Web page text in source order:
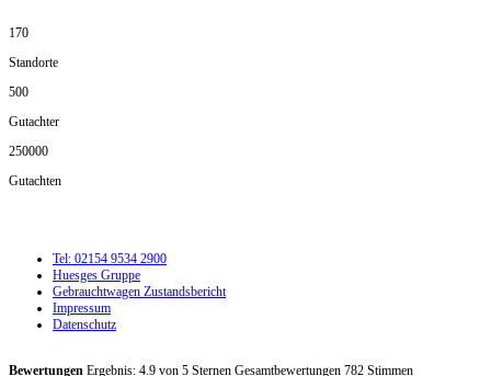
170
Standorte
500
Gutachter
250000
Gutachten
Tel: 02154 9534 2900
Huesges Gruppe
Gebrauchtwagen Zustandsbericht
Impressum
Datenschutz
Bewertungen Ergebnis: 4.9 von 5 Sternen Gesamtbewertungen 782 Stimmen